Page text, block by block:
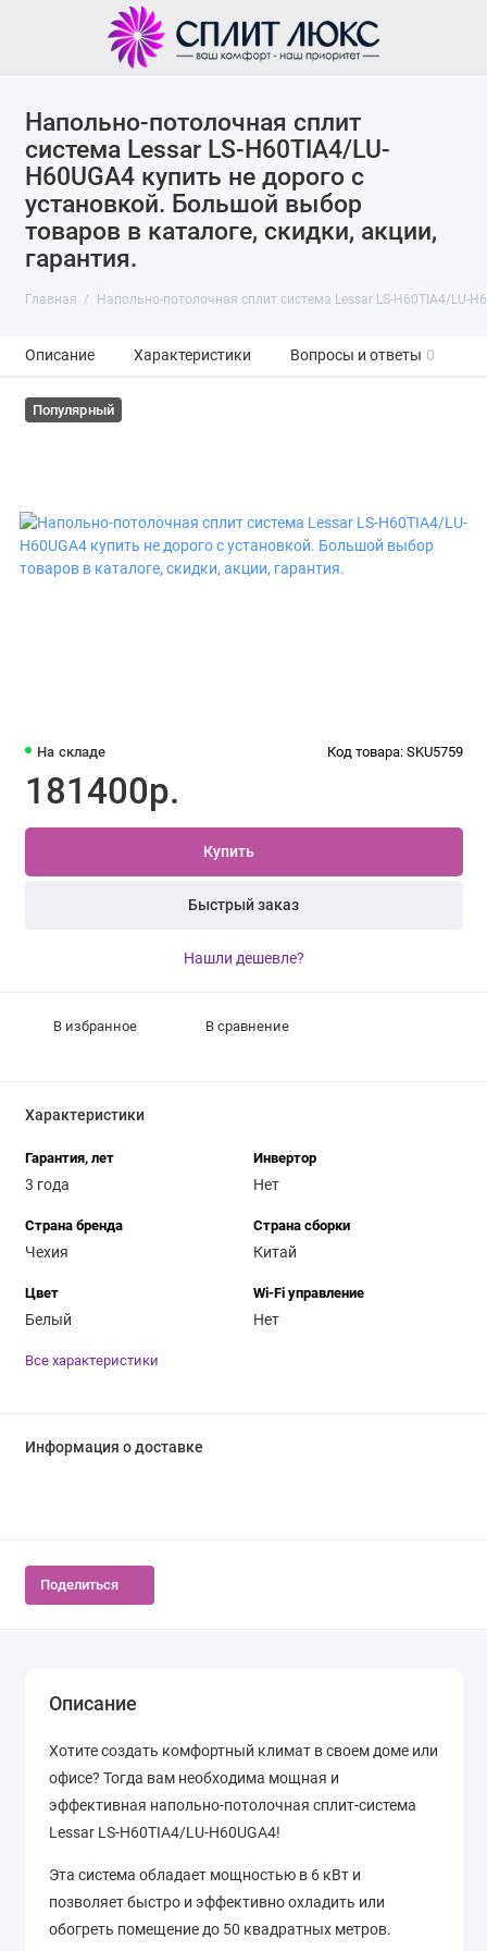
Напольно-потолочная сплит
система Lessar LS-H60TIA4/LU-
H60UGA4 купить не дорого с
установкой. Большой выбор
товаров в каталоге, скидки, акции,
гарантия.
Главная Напольно-потолочная сплит система Lessar LS-H60TIA4/LU-
Описание Характеристики Вопросы и ответы 0
Популярный
На складе Код товара: SKU5759
181400р.
Купить
Быстрый заказ
Нашли дешевле?
В избранное В сравнение
Характеристики
Гарантия, лет
3 года
Инвертор
Нет
Страна бренда
Чехия
Страна сборки
Китай
Цвет
Белый
Wi-Fi управление
Нет
Все характеристики
Информация о доставке
Поделиться
Описание
Хотите создать комфортный климат в своем доме или
офисе? Тогда вам необходима мощная и
эффективная напольно-потолочная сплит-система
Lessar LS-H60TIA4/LU-H60UGA4!
Эта система обладает мощностью в 6 кВт и
позволяет быстро и эффективно охладить или
обогреть помещение до 50 квадратных метров.